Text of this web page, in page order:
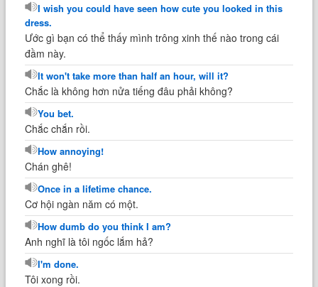
I wish you could have seen how cute you looked in this
dress.
Ước gì bạn có thể thấy mình trông xinh thế nào trong cái
đầm này.
It won't take more than half an hour, will it?
Chắc là không hơn nửa tiếng đâu phải không?
You bet.
Chắc chắn rồi.
How annoying!
Chán ghê!
Once in a lifetime chance.
Cơ hội ngàn năm có một.
How dumb do you think I am?
Anh nghĩ là tôi ngốc lắm hả?
I'm done.
Tôi xong rồi.